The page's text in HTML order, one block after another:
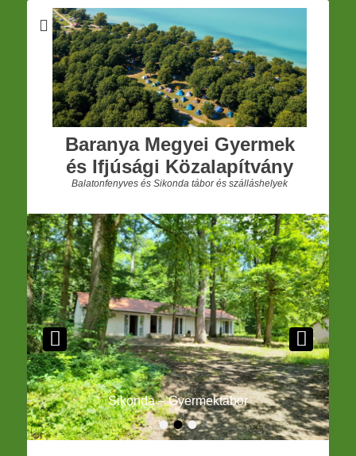
Baranya Megyei Gyermek
és Ifjúsági Közalapítvány
Balatonfenyves és Sikonda tábor és szálláshelyek
•••
Sikonda – Gyermektábor
KözzétéveÍrta:Pétersz
András